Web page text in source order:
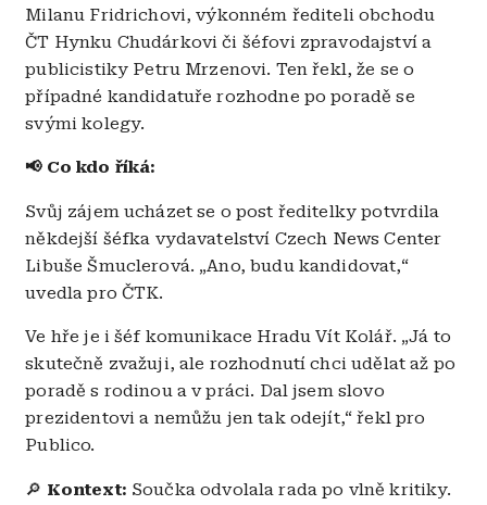
Milanu Fridrichovi, výkonném řediteli obchodu
ČT Hynku Chudárkovi či šéfovi zpravodajství a
publicistiky Petru Mrzenovi. Ten řekl, že se o
případné kandidatuře rozhodne po poradě se
svými kolegy.
📢 Co kdo říká:
Svůj zájem ucházet se o post ředitelky potvrdila
někdejší šéfka vydavatelství Czech News Center
Libuše Šmuclerová. „Ano, budu kandidovat,“
uvedla pro ČTK.
Ve hře je i šéf komunikace Hradu Vít Kolář. „Já to
skutečně zvažuji, ale rozhodnutí chci udělat až po
poradě s rodinou a v práci. Dal jsem slovo
prezidentovi a nemůžu jen tak odejít,“ řekl pro
Publico.
🔎 Kontext: Součka odvolala rada po vlně kritiky.